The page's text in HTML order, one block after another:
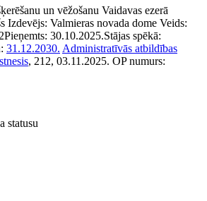
un vēžošanu Vaidavas ezerā
Izdevējs: Valmieras novada dome Veids:
Pieņemts: 30.10.2025.Stājas spēkā:
31.12.2030. Administratīvās atbildības
, 212, 03.11.2025. OP numurs:
statusu